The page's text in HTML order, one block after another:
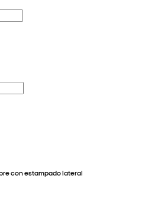
con estampado lateral